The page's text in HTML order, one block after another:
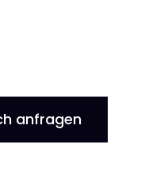
anfragen